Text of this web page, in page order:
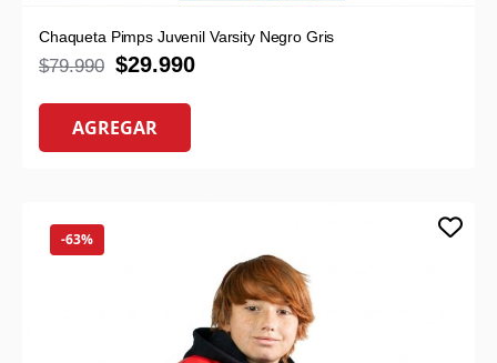
Chaqueta Pimps Juvenil Varsity Negro Gris
$79.990 $29.990
AGREGAR
-63%